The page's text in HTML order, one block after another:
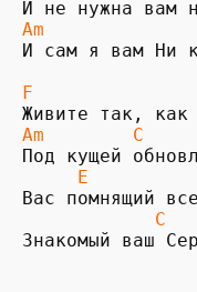
Am
И сам я вам Ни
F
Am
C
Под кущей
E
Вас помнящий
C
Знакомый ваш